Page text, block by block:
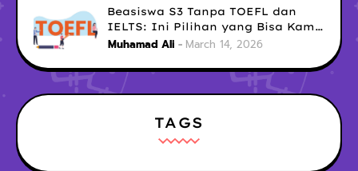
Beasiswa S3 Tanpa TOEFL dan
IELTS: Ini Pilihan yang Bisa Kamu
Coba Sekarang!
Muhamad Ali March 14, 2026
TAGS